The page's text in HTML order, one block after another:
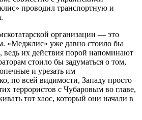
проводил транспортную и
организации — это
«Меджлис» уже давно стоило бы
ведь их действия порой напоминают
стоило бы задуматься о том,
и урезать им
по всей видимости, Западу просто
террористов с Чубаровым во главе,
тот хаос, который они начали в